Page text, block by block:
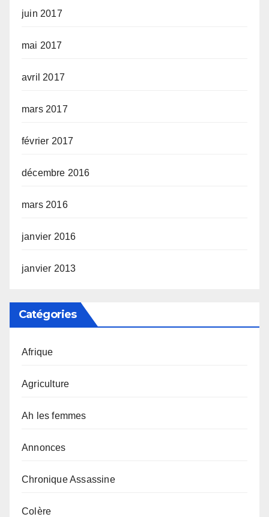
juin 2017
mai 2017
avril 2017
mars 2017
février 2017
décembre 2016
mars 2016
janvier 2016
janvier 2013
Catégories
Afrique
Agriculture
Ah les femmes
Annonces
Chronique Assassine
Colère